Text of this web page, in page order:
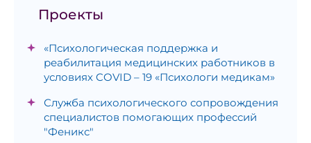
Проекты
«Психологическая поддержка и
реабилитация медицинских работников в
условиях COVID – 19 «Психологи медикам»
Служба психологического сопровождения
специалистов помогающих профессий
"Феникс"